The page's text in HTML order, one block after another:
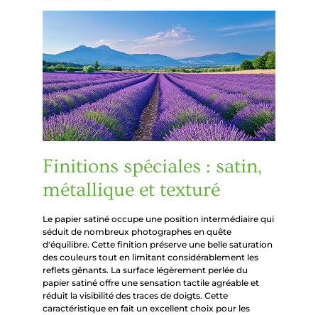
Finitions spéciales : satin,
métallique et texturé
Le papier satiné occupe une position intermédiaire qui
séduit de nombreux photographes en quête
d'équilibre. Cette finition préserve une belle saturation
des couleurs tout en limitant considérablement les
reflets gênants. La surface légèrement perlée du
papier satiné offre une sensation tactile agréable et
réduit la visibilité des traces de doigts. Cette
caractéristique en fait un excellent choix pour les